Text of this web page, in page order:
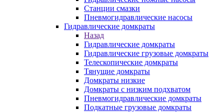
Станции смазки
Пневмогидравлические насосы
Гидравлические домкраты
Назад
Гидравлические домкраты
Гидравлические грузовые домкраты
Телескопические домкраты
Тянущие домкраты
Домкраты низкие
Домкраты с низким подхватом
Пневмогидравлические домкраты
Подкатные грузовые домкраты